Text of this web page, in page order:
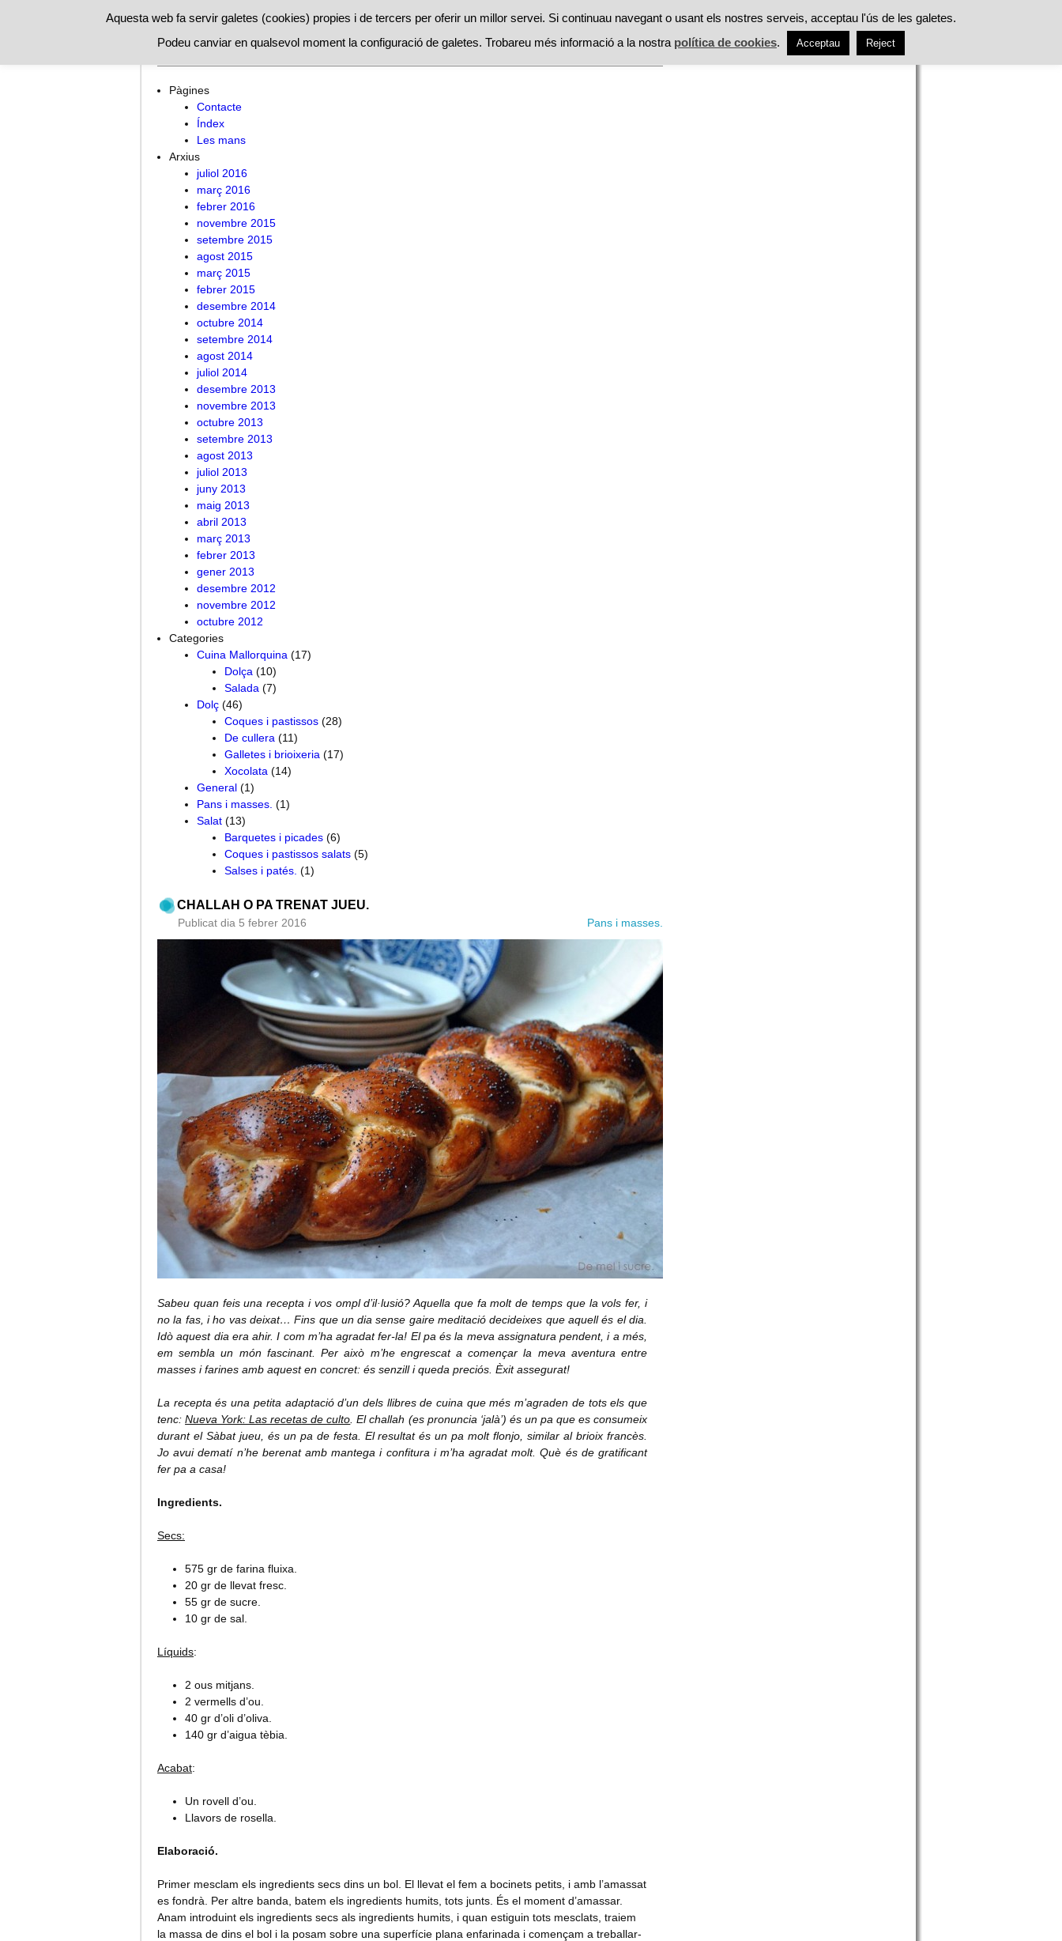
ACTUALITAT
ALIMENTACIÓ
MOSSEGADES
PROMOCIONS
RESTAURANTS
Search
for:
Pàgines
Contacte
Índex
Les mans
Arxius
juliol 2016
març 2016
febrer 2016
novembre 2015
setembre 2015
agost 2015
març 2015
febrer 2015
desembre 2014
octubre 2014
setembre 2014
agost 2014
juliol 2014
desembre 2013
novembre 2013
octubre 2013
setembre 2013
agost 2013
juliol 2013
juny 2013
maig 2013
abril 2013
març 2013
febrer 2013
gener 2013
desembre 2012
novembre 2012
octubre 2012
Categories
Cuina Mallorquina (17)
Dolça (10)
Salada (7)
Dolç (46)
Coques i pastissos (28)
De cullera (11)
Galletes i brioixeria (17)
Xocolata (14)
General (1)
Pans i masses. (1)
Salat (13)
Barquetes i picades (6)
Coques i pastissos salats (5)
Salses i patés. (1)
CHALLAH O PA TRENAT JUEU.
Publicat dia 5 febrer 2016 Pans i masses.
Sabeu quan feis una recepta i vos ompl d’il·lusió? Aquella que fa molt de temps que la vols fer, i
no la fas, i ho vas deixat… Fins que un dia sense gaire meditació decideixes que aquell és el dia.
Idò aquest dia era ahir. I com m’ha agradat fer-la! El pa és la meva assignatura pendent, i a més,
em sembla un món fascinant. Per això m’he engrescat a començar la meva aventura entre
masses i farines amb aquest en concret: és senzill i queda preciós. Èxit assegurat!
La recepta és una petita adaptació d’un dels llibres de cuina que més m’agraden de tots els que
tenc:Nueva York: Las recetas de culto . El challah (es pronuncia ‘jalà’) és un pa que es consumeix
durant el Sàbat jueu, és un pa de festa. El resultat és un pa molt flonjo, similar al brioix francès.
Jo avui dematí n’he berenat amb mantega i confitura i m’ha agradat molt. Què és de gratificant
fer pa a casa!
Ingredients.
Secs:
575 gr de farina fluixa.
20 gr de llevat fresc.
55 gr de sucre.
10 gr de sal.
Líquids:
2 ous mitjans.
2 vermells d’ou.
40 gr d’oli d’oliva.
140 gr d’aigua tèbia.
Acabat:
Un rovell d’ou.
Llavors de rosella.
Elaboració.
Primer mesclam els ingredients secs dins un bol. El llevat el fem a bocinets petits, i amb l’amassat
es fondrà. Per altre banda, batem els ingredients humits, tots junts. És el moment d’amassar.
Anam introduint els ingredients secs als ingredients humits, i quan estiguin tots mesclats, traiem
la massa de dins el bol i la posam sobre una superfície plana enfarinada i començam a treballar-
Aquesta web fa servir galetes (cookies) propies i de tercers per oferir un millor servei. Si continuau navegant o usant els nostres serveis, acceptau l'ús de les galetes.
Podeu canviar en qualsevol moment la configuració de galetes. Trobareu més informació a la nostra política de cookies. Acceptau Reject